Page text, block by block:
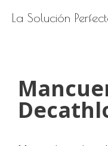
La Solución